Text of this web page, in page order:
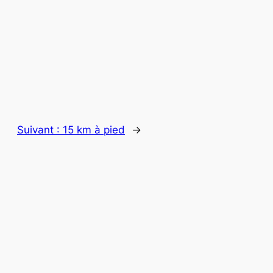
Suivant : 15 km à pied →